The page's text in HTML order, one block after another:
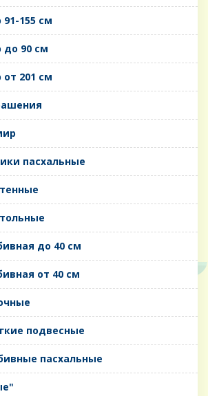
155 см
до 90 см
201 см
пасхальные
до 40 см
от 40 см
подвесные
пасхальные